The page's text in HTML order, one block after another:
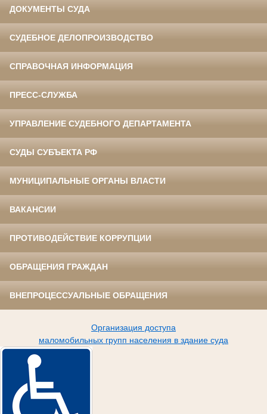
ДОКУМЕНТЫ СУДА
СУДЕБНОЕ ДЕЛОПРОИЗВОДСТВО
СПРАВОЧНАЯ ИНФОРМАЦИЯ
ПРЕСС-СЛУЖБА
УПРАВЛЕНИЕ СУДЕБНОГО ДЕПАРТАМЕНТА
СУДЫ СУБЪЕКТА РФ
МУНИЦИПАЛЬНЫЕ ОРГАНЫ ВЛАСТИ
ВАКАНСИИ
ПРОТИВОДЕЙСТВИЕ КОРРУПЦИИ
ОБРАЩЕНИЯ ГРАЖДАН
ВНЕПРОЦЕССУАЛЬНЫЕ ОБРАЩЕНИЯ
Организация доступа
маломобильных групп населения в здание суда